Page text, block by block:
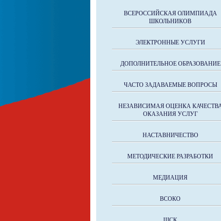
ВСЕРОССИЙСКАЯ ОЛИМПИАДА
ШКОЛЬНИКОВ
ЭЛЕКТРОННЫЕ УСЛУГИ
ДОПОЛНИТЕЛЬНОЕ ОБРАЗОВАНИЕ
ЧАСТО ЗАДАВАЕМЫЕ ВОПРОСЫ
НЕЗАВИСИМАЯ ОЦЕНКА
ОКАЗАНИЯ УСЛУГ
НАСТАВНИЧЕСТВО
МЕТОДИЧЕСКИЕ РАЗРАБОТКИ
МЕДИАЦИЯ
ВСОКО